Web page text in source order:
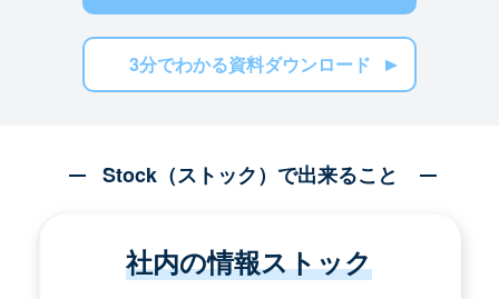
3分でわかる資料ダウンロード
Stock（ストック）で出来ること
社内の情報ストック